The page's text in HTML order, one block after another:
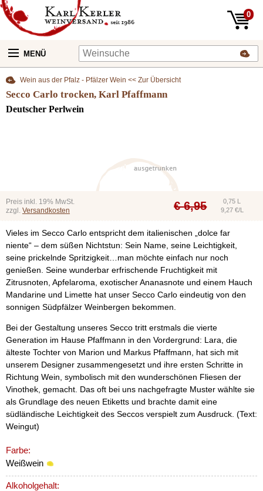
0
MENÜ
Wein aus der Pfalz - Pfälzer Wein << Zur Übersicht
Secco Carlo trocken, Karl Pfaffmann
Deutscher Perlwein
Preis inkl. 19% MwSt.
zzgl. Versandkosten €6,95
0,75 L
9,27 €/L
Vieles im Secco Carlo entspricht dem italienischen „dolce far
niente“ – dem süßen Nichtstun: Sein Name, seine Leichtigkeit,
seine prickelnde Spritzigkeit…man möchte einfach nur noch
genießen. Seine wunderbar erfrischende Fruchtigkeit mit
Zitrusnoten, Apfelaroma, exotischer Ananasnote und einem Hauch
Mandarine und Limette hat unser Secco Carlo eindeutig von den
sonnigen Südpfälzer Weinbergen bekommen.
Bei der Gestaltung unseres Secco tritt erstmals die vierte
Generation im Hause Pfaffmann in den Vordergrund: Lara, die
älteste Tochter von Marion und Markus Pfaffmann, hat sich mit
unserem Designer zusammengesetzt und ihre ersten Schritte in
Richtung Wein, symbolisch mit den wunderschönen Fliesen der
Vinothek, gemacht. Das oft bei uns nachgefragte Muster wählte sie
als Grundlage des neuen Etiketts und brachte damit eine
südländische Leichtigkeit des Seccos verspielt zum Ausdruck. (Text:
Weingut)
Farbe:
Weißwein
Alkoholgehalt: